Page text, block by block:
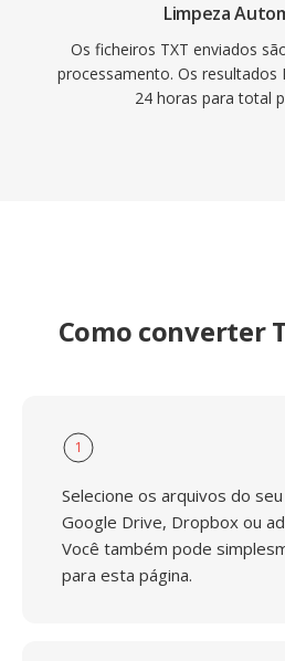
Limpeza
Os ficheiros TXT enviados
processamento. Os resultados
24 horas para total
Como converter
1
Selecione os arquivos do
Google Drive, Dropbox ou
Você também pode
para esta página.